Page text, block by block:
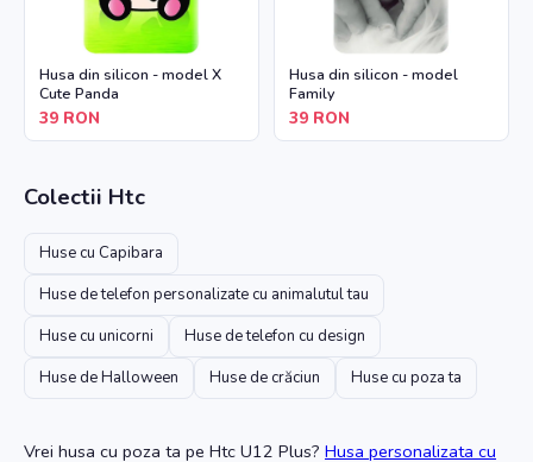
Husa din silicon - model X
Cute Panda
39 RON
Husa din silicon - model
Family
39 RON
Colectii Htc
Huse cu Capibara
Huse de telefon personalizate cu animalutul tau
Huse cu unicorni
Huse de telefon cu design
Huse de Halloween
Huse de crăciun Huse cu poza ta
Vrei husa cu poza ta pe Htc U12 Plus? Husa personalizata cu